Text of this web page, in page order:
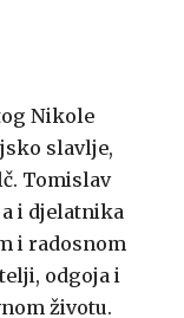
Nikole
slavlje,
Tomislav
i djelatnika
i radosnom
odgoja i
životu.